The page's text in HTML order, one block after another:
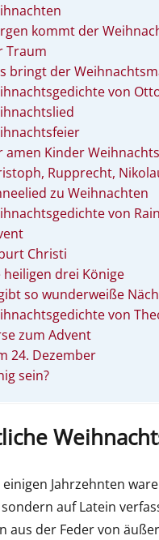
kommt der
Traum
bringt der
von
amen Kinder
Rupprecht,
zu Weihnachten
von
Christi
heiligen drei Könige
so wunderweiße
von
zum Advent
24. Dezember
sein?
Jahrzehnten
auf Latein
aus der Feder von